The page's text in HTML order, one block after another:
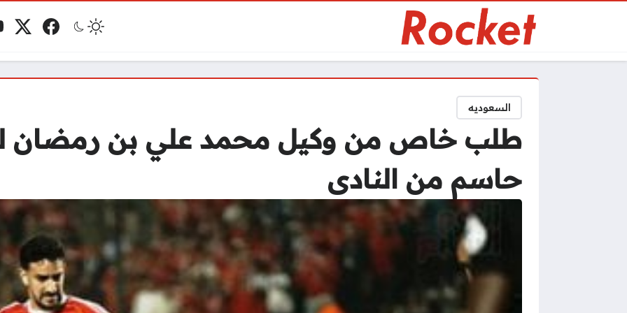
Facebook
السعوديه
طلب خاص من وكيل محمد علي بن رمضان
حاسم من النادى